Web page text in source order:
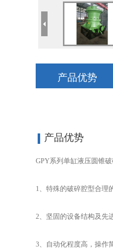
产品优势
产品优势
GPY系列单缸液压圆锥
1、特殊的破碎腔型合理
2、坚固的设备结构及先
3、自动化程度高，操作